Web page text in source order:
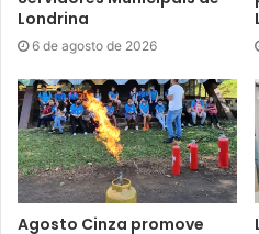
Londrina
6 de agosto de 2026
Agosto Cinza promove